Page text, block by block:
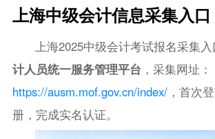
上海中级会计信息采集入口
上海2025中级会计考试报名采集
计人员统一服务管理平台 ，采集网址：
https://ausm.mof.gov.cn/index/，首次
册，完成实名认证。